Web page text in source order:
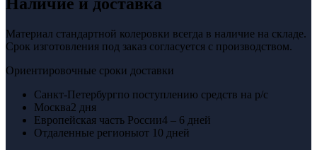
Наличие и доставка
Материал стандартной колеровки всегда в наличие на складе.
Срок изготовления под заказ согласуется с производством.
Ориентировочные сроки доставки
Санкт-Петербургпо поступлению средств на р/с
Москва2 дня
Европейская часть России4 – 6 дней
Отдаленные регионыот 10 дней